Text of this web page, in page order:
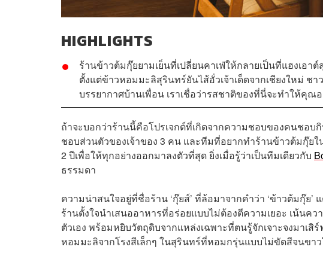
HIGHLIGHTS
ร้านข้าวต้มกุ๊ยยามเย็นที่เปลี่ยนคาเฟ่ให้กลายเป็นที่แฮงเอ
ตั้งแต่ข้าวหอมมะลิสุรินทร์ยันไส้อั่วเจ้าเด็ดจากเชียงใหม่
บรรยากาศบ้านเพื่อน เราเชื่อว่ารสชาติของที่นี่จะทำให้คุ
ถ้าจะบอกว่าร้านนี้คือโปรเจกต์ที่เกิดจากความชอบของคนชอบ
ชอบส่วนตัวของเจ้าของ 3 คน และทีมที่อยากทำร้านข้าวต้มกุ๊ย
2 ปีเพื่อให้ทุกอย่างออกมาลงตัวที่สุด ยิ่งเมื่อรู้ว่าเป็นทีมเดียวกับ
ธรรมดา
ความน่าสนใจอยู่ที่ชื่อร้าน ‘กุ๊ยส์’ ที่ล้อมาจากคำว่า ‘ข้าวต้มกุ๊ย’
ร้านตั้งใจนำเสนออาหารที่อร่อยแบบไม่ต้องตีความเยอะ เน้นค
ตัวเอง พร้อมหยิบวัตถุดิบจากแหล่งเฉพาะที่ตนรู้จักเจาะจงมาเสิ
หอมมะลิจากโรงสีเล็กๆ ในสุรินทร์ที่หอมกรุ่นแบบไม่ขัดสีจนขา